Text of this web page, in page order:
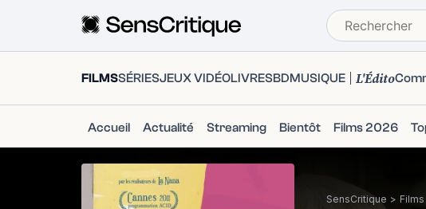
FILMSSÉRIESJEUX VIDÉOLIVRESBDMUSIQUE L'Édito
Accueil Actualité Streaming Bientôt Films 2026
SensCritique > Films